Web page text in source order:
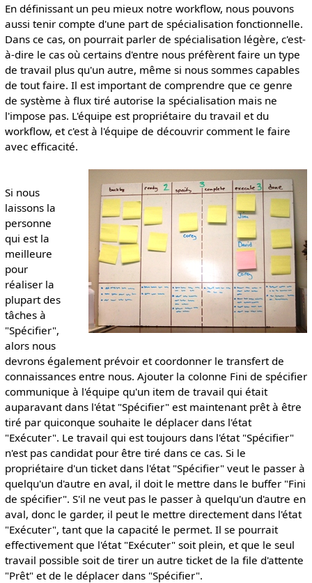
En définissant un peu mieux notre workflow, nous pouvons
aussi tenir compte d'une part de spécialisation fonctionnelle.
Dans ce cas, on pourrait parler de spécialisation légère, c'est-
à-dire le cas où certains d'entre nous préfèrent faire un type
de travail plus qu'un autre, même si nous sommes capables
de tout faire. Il est important de comprendre que ce genre
de système à flux tiré autorise la spécialisation mais ne
l'impose pas. L'équipe est propriétaire du travail et du
workflow, et c'est à l'équipe de découvrir comment le faire
avec efficacité.
Si nous
laissons la
personne
qui est la
meilleure
pour
réaliser la
plupart des
tâches à
"Spécifier",
alors nous
devrons également prévoir et coordonner le transfert de
connaissances entre nous. Ajouter la colonne Fini de spécifier
communique à l'équipe qu'un item de travail qui était
auparavant dans l'état "Spécifier" est maintenant prêt à être
tiré par quiconque souhaite le déplacer dans l'état
"Exécuter". Le travail qui est toujours dans l'état "Spécifier"
n'est pas candidat pour être tiré dans ce cas. Si le
propriétaire d'un ticket dans l'état "Spécifier" veut le passer à
quelqu'un d'autre en aval, il doit le mettre dans le buffer "Fini
de spécifier". S'il ne veut pas le passer à quelqu'un d'autre en
aval, donc le garder, il peut le mettre directement dans l'état
"Exécuter", tant que la capacité le permet. Il se pourrait
effectivement que l'état "Exécuter" soit plein, et que le seul
travail possible soit de tirer un autre ticket de la file d'attente
"Prêt" et de le déplacer dans "Spécifier".